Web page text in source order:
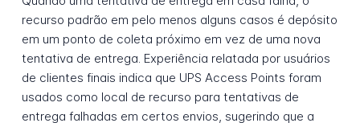
recurso padrão em pelo menos alguns casos é depósito
em um ponto de coleta próximo em vez de uma nova
tentativa de entrega. Experiência relatada por usuários
de clientes finais indica que UPS Access Points foram
usados como local de recurso para tentativas de
entrega falhadas em certos envios, sugerindo que a